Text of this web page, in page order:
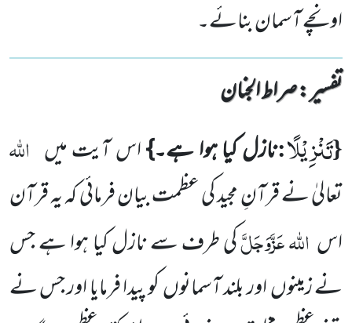
اونچے آسمان بنائے۔
تفسیر : ‎صراط الجنان
{تَنْزِیْلًا:نازل کیا ہوا ہے۔}اس آیت میں اللہ
تعالیٰ نے قرآنِ مجید کی عظمت بیان فرمائی کہ یہ قرآن
اس اللہعَزَّوَجَلَّکی طرف سے نازل کیا ہوا ہے جس
نے زمینوںاور بلند آسمانوںکو پیدا فرمایا اور جس نے